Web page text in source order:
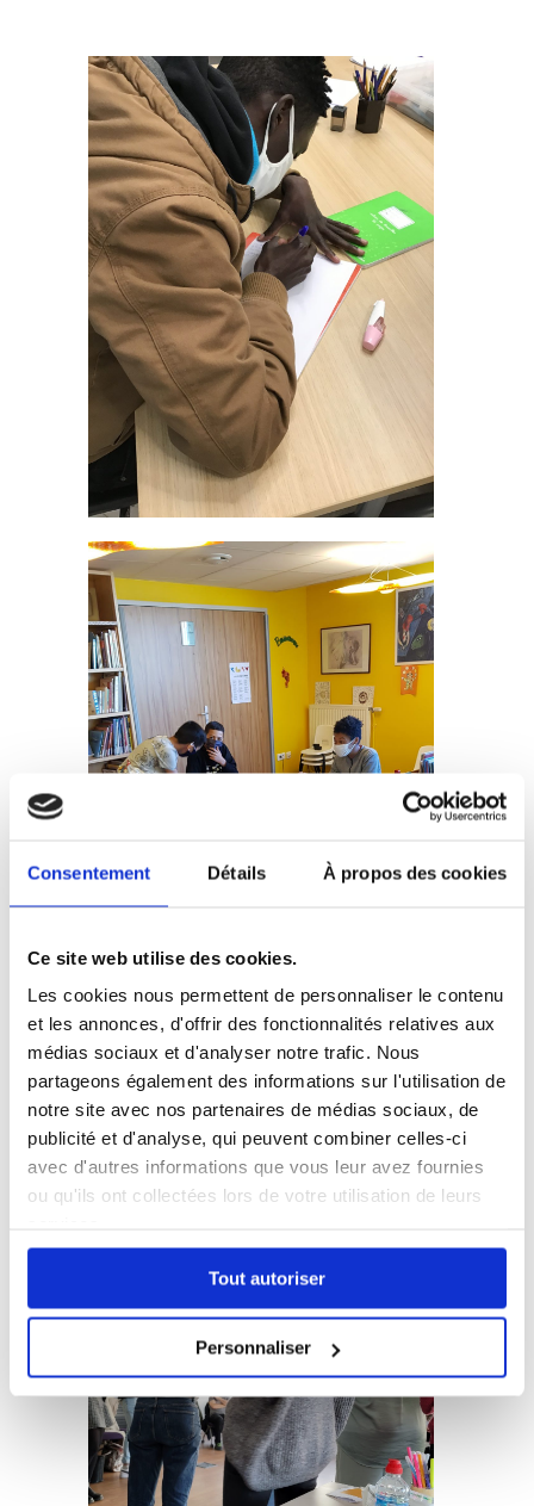
Consentement Détails À propos des cookies
Ce site web utilise des cookies.
Les cookies nous permettent de personnaliser le contenu
et les annonces, d'offrir des fonctionnalités relatives aux
médias sociaux et d'analyser notre trafic. Nous
partageons également des informations sur l'utilisation de
notre site avec nos partenaires de médias sociaux, de
publicité et d'analyse, qui peuvent combiner celles-ci
avec d'autres informations que vous leur avez fournies
ou qu'ils ont collectées lors de votre utilisation de leurs
Tout autoriser
Personnaliser